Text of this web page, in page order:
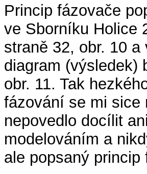
Princip fázovače
ve Sborníku Holice
straně 32, obr. 10 a
diagram (výsledek)
obr. 11. Tak
fázování se mi sice
nepovedlo docílit
modelováním a
ale popsaný princip